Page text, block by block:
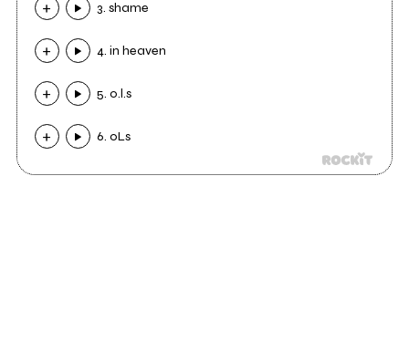
3. shame
4. in heaven
5. o.l.s
6. oLs